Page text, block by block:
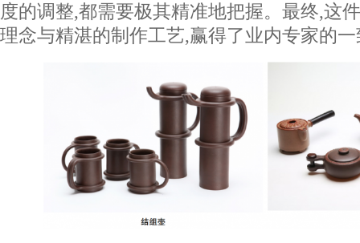
度的调整,都需要极其精准地把握。最终,这
理念与精湛的制作工艺,赢得了业内专家的